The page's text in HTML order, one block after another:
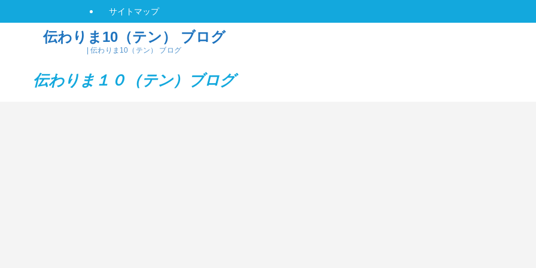
伝わりま10（テン） ブログ
| 伝わりま10（テン） ブログ
サイトマップ
伝わりま１０（テン） ブログ